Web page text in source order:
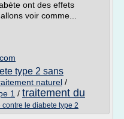
ont des effets
voir comme...
type 2 sans
naturel /
1 / traitement du
contre le diabete type 2